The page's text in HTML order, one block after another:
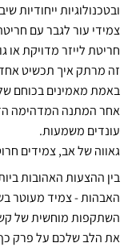
ובטכנולוגיות ייחודיות
באמת מאמינים בכוחם
אחר המתנה המדהימה
עונדים משמעות.
גאווה של אב, צמידים
בין ההצעות האהובות
האבהות - צמיד מעוטר
השתקפות מוחשית של קשר
את הלב שלכם על פרק